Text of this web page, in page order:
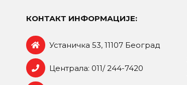
КОНТАКТ ИНФОРМАЦИЈЕ:
Устаничка 53, 11107 Београд
Централа: 011/ 244-7420